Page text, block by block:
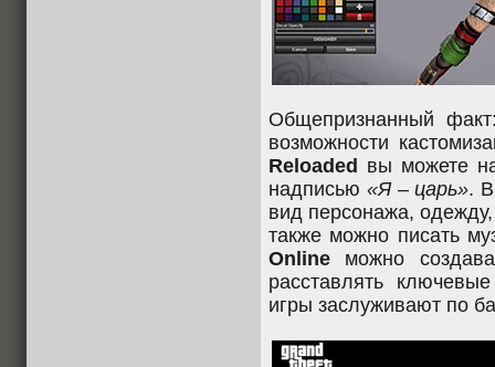
Общепризнанный
возможности
Reloaded вы можете
надписью «Я – царь».
вид персонажа,
также можно писать
Online можно
расставлять
игры заслуживают по